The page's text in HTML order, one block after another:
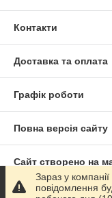
Контакти
Доставка та оплата
Графік роботи
Повна версія сайту
Сайт створено на
Політика
Зараз у
повідомлення